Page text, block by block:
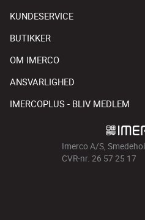
KUNDESERVICE
BUTIKKER
OM IMERCO
ANSVARLIGHED
IMERCOPLUS - BLIV MEDLEM
Imerco A/S,
CVR-nr. 26 57 25 17